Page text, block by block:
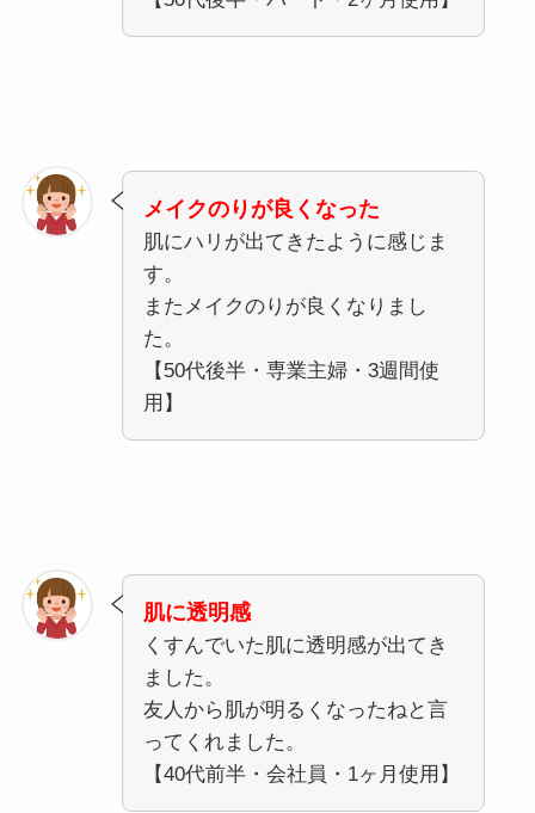
メイクのりが良くなった
肌にハリが出てきたように感じま
す。
またメイクのりが良くなりまし
た。
【50代後半・専業主婦・3週間使
用】
肌に透明感
くすんでいた肌に透明感が出てき
ました。
友人から肌が明るくなったねと言
ってくれました。
【40代前半・会社員・1ヶ月使用】